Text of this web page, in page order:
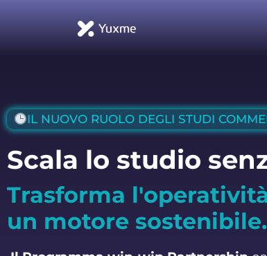
IL NUOVO RUOLO DEGLI STUDI
Scala lo studio
Trasforma
un motore sostenibile.